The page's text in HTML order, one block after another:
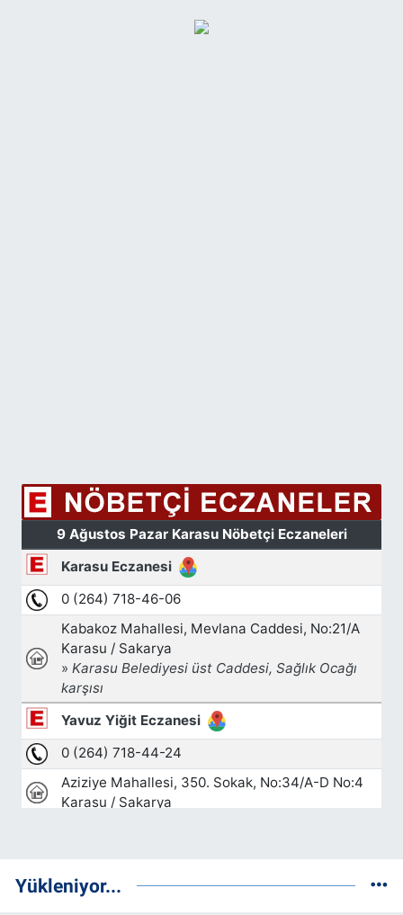
Yükleniyor...